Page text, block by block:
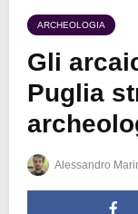
ARCHEOLOGIA
Gli
Puglia
Alessandro